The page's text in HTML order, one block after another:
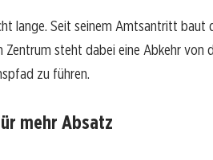
lange. Seit seinem Amtsantritt baut
Zentrum steht dabei eine Abkehr von
zu führen.
mehr Absatz